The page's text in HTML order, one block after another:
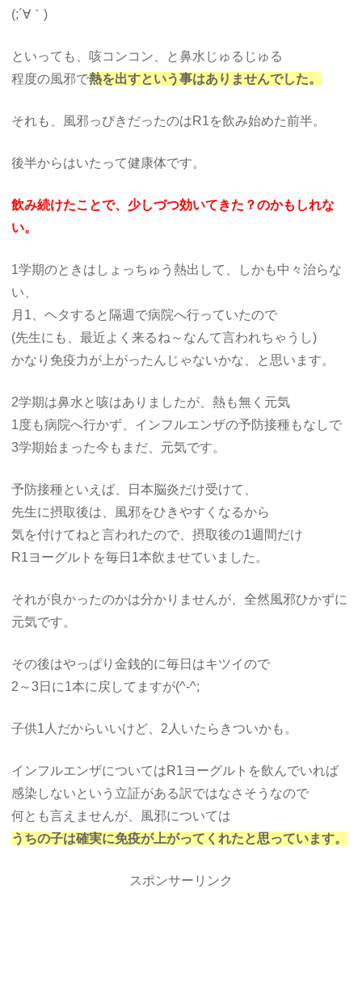
(;´∀｀)
といっても、咳コンコン、と鼻水じゅるじゅる
程度の風邪で熱を出すという事はありませんでした。
それも、風邪っぴきだったのはR1を飲み始めた前半。
後半からはいたって健康体です。
飲み続けたことで、少しづつ効いてきた？のかもしれな
い。
1学期のときはしょっちゅう熱出して、しかも中々治らな
い、
月1、ヘタすると隔週で病院へ行っていたので
(先生にも、最近よく来るね～なんて言われちゃうし)
かなり免疫力が上がったんじゃないかな、と思います。
2学期は鼻水と咳はありましたが、熱も無く元気
1度も病院へ行かず、インフルエンザの予防接種もなしで
3学期始まった今もまだ、元気です。
予防接種といえば、日本脳炎だけ受けて、
先生に摂取後は、風邪をひきやすくなるから
気を付けてねと言われたので、摂取後の1週間だけ
R1ヨーグルトを毎日1本飲ませていました。
それが良かったのかは分かりませんが、全然風邪ひかずに
元気です。
その後はやっぱり金銭的に毎日はキツイので
2～3日に1本に戻してますが(^-^;
子供1人だからいいけど、2人いたらきついかも。
インフルエンザについてはR1ヨーグルトを飲んでいれば
感染しないという立証がある訳ではなさそうなので
何とも言えませんが、風邪については
うちの子は確実に免疫が上がってくれたと思っています。
スポンサーリンク